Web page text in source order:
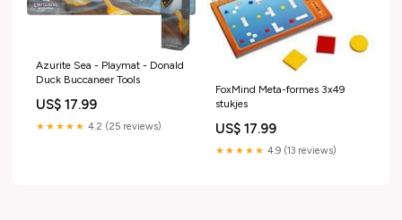
Azurite Sea - Playmat - Donald
Duck Buccaneer Tools
US$ 17.99
★★★★★ 4.2 (25 reviews)
FoxMind Meta-formes 3x49
stukjes
US$ 17.99
★★★★★ 4.9 (13 reviews)